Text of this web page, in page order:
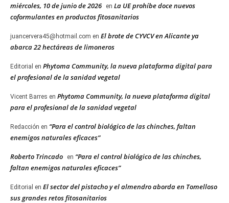
miércoles, 10 de junio de 2026 en La UE prohíbe doce nuevos
coformulantes en productos fitosanitarios
juancervera45@hotmail.com en El brote de CYVCV en Alicante ya
abarca 22 hectáreas de limoneros
Editorial en Phytoma Community, la nueva plataforma digital para
el profesional de la sanidad vegetal
Vicent Barres en Phytoma Community, la nueva plataforma digital
para el profesional de la sanidad vegetal
Redacción en “Para el control biológico de las chinches, faltan
enemigos naturales eficaces”
Roberto Trincado en “Para el control biológico de las chinches,
faltan enemigos naturales eficaces”
Editorial en El sector del pistacho y el almendro aborda en Tomelloso
sus grandes retos fitosanitarios